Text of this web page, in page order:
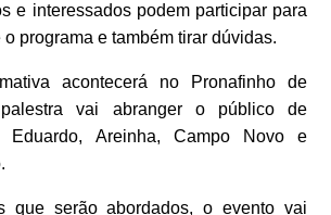
e interessados podem participar para
programa e também tirar dúvidas.
acontecerá no Pronafinho de
vai abranger o público de
Eduardo, Areinha, Campo Novo e
que serão abordados, o evento vai